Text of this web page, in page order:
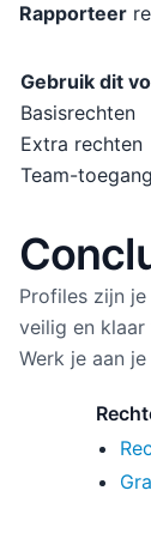
Rapporteer
Gebruik dit
Basisrechten
Extra rechten
Team-toegang
Profiles zijn
veilig en
Werk je aan